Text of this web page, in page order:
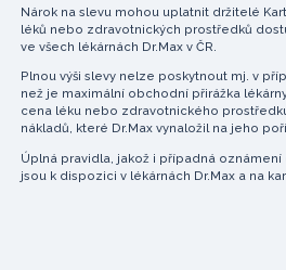
Nárok na slevu mohou uplatnit držitelé
léků nebo zdravotnických prostředků
ve všech lékárnách Dr.Max v ČR.
Plnou výši slevy nelze poskytnout mj. v
než je maximální obchodní přirážka
cena léku nebo zdravotnického
nákladů, které Dr.Max vynaložil na jeho
Úplná pravidla, jakož i případná
jsou k dispozici v lékárnách Dr.Max a na